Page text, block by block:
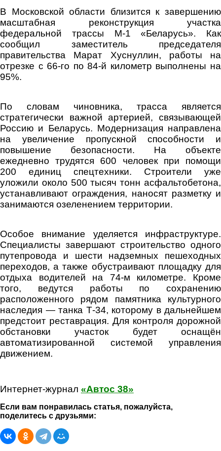
В Московской области близится к завершению
масштабная реконструкция участка
федеральной трассы М-1 «Беларусь». Как
сообщил заместитель председателя
правительства Марат Хуснуллин, работы на
отрезке с 66-го по 84-й километр выполнены на
95%.
По словам чиновника, трасса является
стратегически важной артерией, связывающей
Россию и Беларусь. Модернизация направлена
на увеличение пропускной способности и
повышение безопасности. На объекте
ежедневно трудятся 600 человек при помощи
200 единиц спецтехники. Строители уже
уложили около 500 тысяч тонн асфальтобетона,
устанавливают ограждения, наносят разметку и
занимаются озеленением территории.
Особое внимание уделяется инфраструктуре.
Специалисты завершают строительство одного
путепровода и шести надземных пешеходных
переходов, а также обустраивают площадку для
отдыха водителей на 74-м километре. Кроме
того, ведутся работы по сохранению
расположенного рядом памятника культурного
наследия — танка Т-34, которому в дальнейшем
предстоит реставрация. Для контроля дорожной
обстановки участок будет оснащён
автоматизированной системой управления
движением.
Интернет-журнал «Автос 38»
Если вам понравилась статья, пожалуйста,
поделитесь с друзьями: